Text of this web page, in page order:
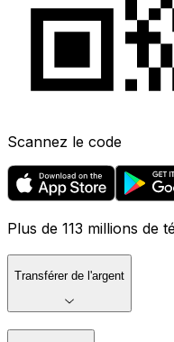
Scannez le code
Plus de 113 millions de
Transférer de l'argent